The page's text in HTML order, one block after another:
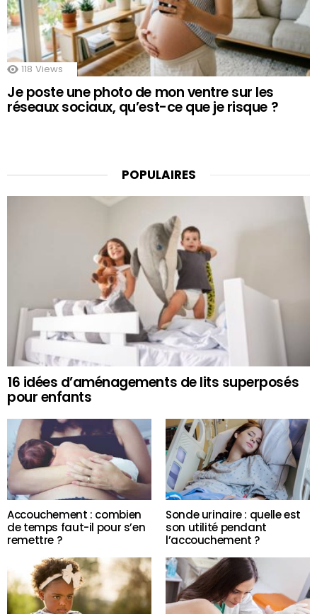
118 Views
Je poste une photo de mon ventre sur les
réseaux sociaux, qu’est-ce que je risque ?
POPULAIRES
16 idées d’aménagements de lits superposés
pour enfants
Accouchement : combien
de temps faut-il pour s’en
remettre ?
Sonde urinaire : quelle est
son utilité pendant
l’accouchement ?